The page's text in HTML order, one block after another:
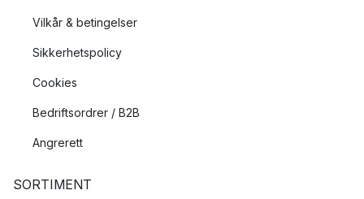
Vilkår & betingelser
Sikkerhetspolicy
Cookies
Bedriftsordrer / B2B
Angrerett
SORTIMENT